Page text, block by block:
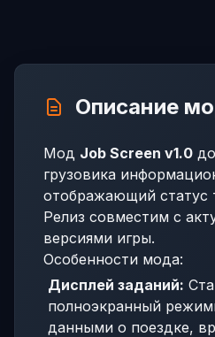
Описание
Мод Job Screen v1.0
грузовика
отображающий статус
Релиз совместим с
версиями игры.
Особенности мода:
Дисплей заданий:
полноэкранный
данными о поездке,